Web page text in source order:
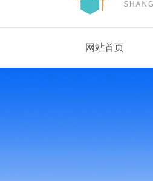
网站首页